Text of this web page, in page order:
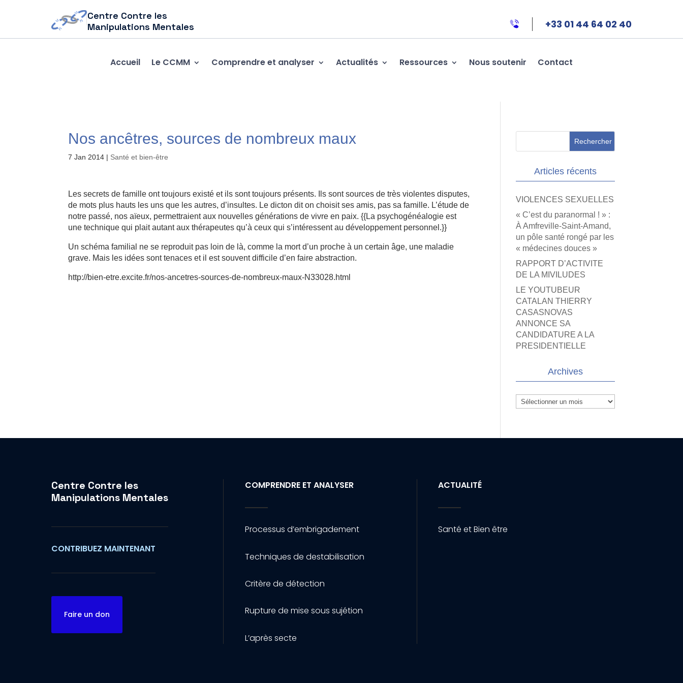
Centre Contre les
Manipulations Mentales
+33 01 44 64 02 40
Accueil Le CCMM Comprendre et analyser Actualités Ressources Nous soutenir Contact
Nos ancêtres, sources de nombreux maux
7 Jan 2014 | Santé et bien-être
Les secrets de famille ont toujours existé et ils sont toujours présents. Ils sont sources de très violentes disputes,
de mots plus hauts les uns que les autres, d’insultes. Le dicton dit on choisit ses amis, pas sa famille. L’étude de
notre passé, nos aïeux, permettraient aux nouvelles générations de vivre en paix. {{La psychogénéalogie est
une technique qui plait autant aux thérapeutes qu’à ceux qui s’intéressent au développement personnel.}}
Un schéma familial ne se reproduit pas loin de là, comme la mort d’un proche à un certain âge, une maladie
grave. Mais les idées sont tenaces et il est souvent difficile d’en faire abstraction.
http://bien-etre.excite.fr/nos-ancetres-sources-de-nombreux-maux-N33028.html
Articles récents
VIOLENCES SEXUELLES
« C’est du paranormal ! » :
À Amfreville-Saint-Amand,
un pôle santé rongé par les
« médecines douces »
RAPPORT D’ACTIVITE
DE LA MIVILUDES
LE YOUTUBEUR
CATALAN THIERRY
CASASNOVAS
ANNONCE SA
CANDIDATURE A LA
PRESIDENTIELLE
Archives
Archives
Centre Contre les
Manipulations Mentales
CONTRIBUEZ MAINTENANT
Faire un don
COMPRENDRE ET ANALYSER
Processus d’embrigadement
Techniques de destabilisation
Critère de détection
Rupture de mise sous sujétion
L’après secte
ACTUALITÉ
Santé et Bien être